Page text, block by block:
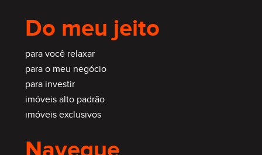
Do meu jeito
para você relaxar
para o meu negócio
para investir
imóveis alto padrão
imóveis exclusivos